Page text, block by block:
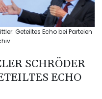
Geteiltes Echo bei Parteien
SCHRÖDER
ECHO